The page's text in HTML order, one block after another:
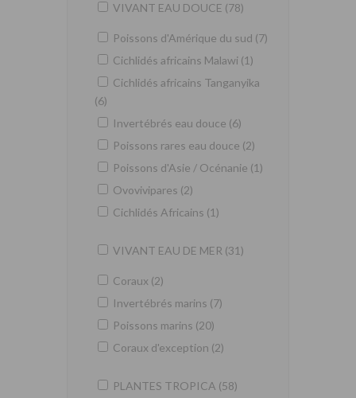
VIVANT EAU DOUCE (78)
Poissons d'Amérique du sud (7)
Cichlidés africains Malawi (1)
Cichlidés africains Tanganyika
(6)
Invertébrés eau douce (6)
Poissons rares eau douce (2)
Poissons d'Asie / Océnanie (1)
Ovovivipares (2)
Cichlidés Africains (1)
VIVANT EAU DE MER (31)
Coraux (2)
Invertébrés marins (7)
Poissons marins (20)
Coraux d'exception (2)
PLANTES TROPICA (58)